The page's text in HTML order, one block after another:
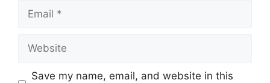
Email
Website
Save my name, email, and website in this